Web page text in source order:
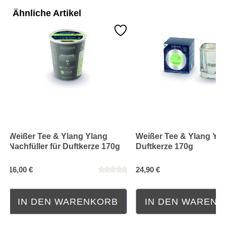
Ähnliche Artikel
Weißer Tee & Ylang Ylang
Nachfüller für Duftkerze 170g
16,00 €
IN DEN WARENKORB
Weißer Tee & Ylang
Duftkerze 170g
24,90 €
IN DEN